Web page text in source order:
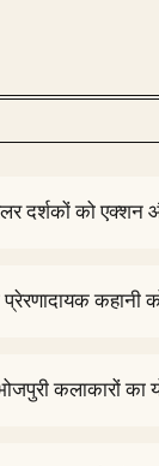
दर्शकों को एक्शन
कहानी
कलाकारों का